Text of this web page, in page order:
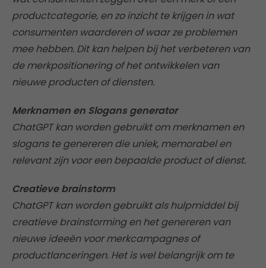
productcategorie, en zo inzicht te krijgen in wat
consumenten waarderen of waar ze problemen
mee hebben. Dit kan helpen bij het verbeteren van
de merkpositionering of het ontwikkelen van
nieuwe producten of diensten.
Merknamen en Slogans generator
ChatGPT kan worden gebruikt om merknamen en
slogans te genereren die uniek, memorabel en
relevant zijn voor een bepaalde product of dienst.
Creatieve brainstorm
ChatGPT kan worden gebruikt als hulpmiddel bij
creatieve brainstorming en het genereren van
nieuwe ideeën voor merkcampagnes of
productlanceringen. Het is wel belangrijk om te